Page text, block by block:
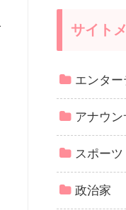
サイト
エンター
アナウン
スポーツ
政治家